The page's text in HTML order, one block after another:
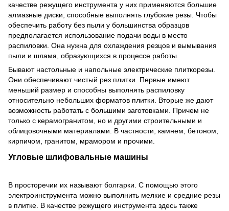
качестве режущего инструмента у них применяются большие
алмазные диски, способные выполнять глубокие резы. Чтобы
обеспечить работу без пыли у большинства образцов
предполагается использование подачи воды в место
распиловки. Она нужна для охлаждения резцов и вымывания
пыли и шлама, образующихся в процессе работы.
Бывают настольные и напольные электрические плиткорезы.
Они обеспечивают чистый рез плитки. Первые имеют
меньший размер и способны выполнять распиловку
относительно небольших форматов плитки. Вторые же дают
возможность работать с большими заготовками. Причем не
только с керамогранитом, но и другими строительными и
облицовочными материалами. В частности, камнем, бетоном,
кирпичом, гранитом, мрамором и прочими.
Угловые шлифовальные машины
В просторечии их называют болгарки. С помощью этого
электроинструмента можно выполнить мелкие и средние резы
в плитке. В качестве режущего инструмента здесь также